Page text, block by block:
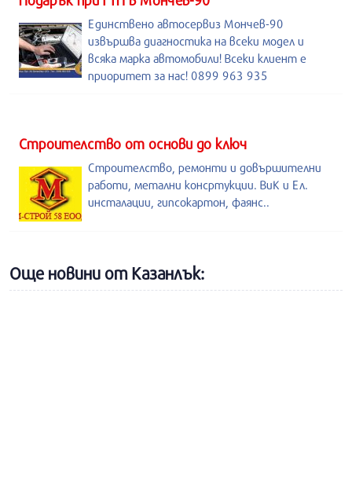
Единствено автосервиз Мончев-90
извършва диагностика на всеки модел и
всяка марка автомобили! Всеки клиент е
приоритет за нас! 0899 963 935
Строителство от основи до ключ
Строителство, ремонти и довършителни
работи, метални консртукции. ВиК и Ел.
инсталации, гипсокартон, фаянс..
Още новини от Казанлък: